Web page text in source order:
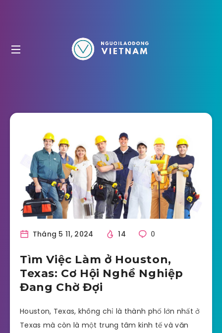
Tháng 5 11, 2024 14 0
Tìm Việc Làm ở Houston,
Texas: Cơ Hội Nghề Nghiệp
Đang Chờ Đợi
Houston, Texas, không chỉ là thành phố lớn nhất ở
Texas mà còn là một trung tâm kinh tế và văn